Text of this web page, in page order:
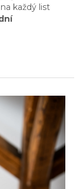
každý list